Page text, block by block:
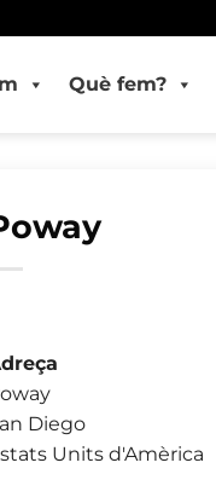
Què fem?
Diego
Units d'Amèrica